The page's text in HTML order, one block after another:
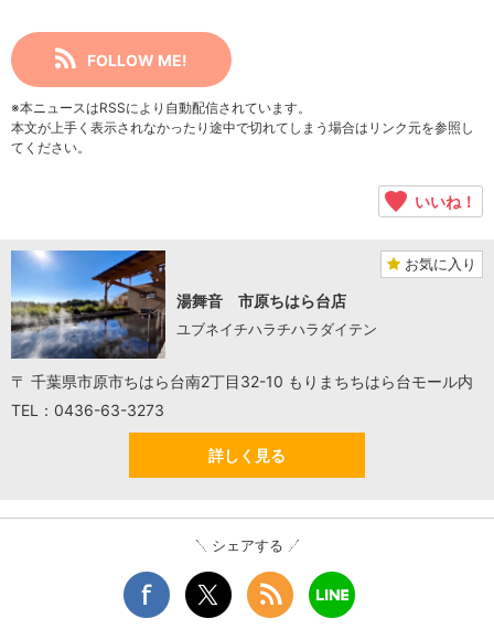
FOLLOW ME!
※本ニュースはRSSにより自動配信されています。
本文が上手く表示されなかったり途中で切れてしまう場合はリンク元を参照し
てください。
いいね！
お気に入り
湯舞音 市原ちはら台店
ユブネイチハラチハラダイテン
〒 千葉県市原市ちはら台南2丁目32-10 もりまちちはら台モール内
TEL：0436-63-3273
詳しく見る
シェアする